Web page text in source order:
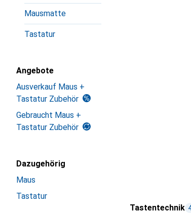
Mausmatte
Tastatur
Angebote
Ausverkauf Maus +
Tastatur Zubehör
Gebraucht Maus +
Tastatur Zubehör
Dazugehörig
Maus
Tastatur
Tastentechnik